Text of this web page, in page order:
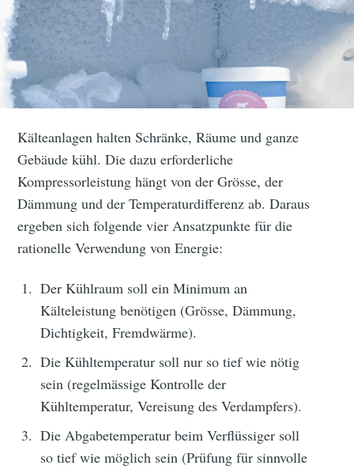
Kälteanlagen halten Schränke, Räume und ganze
Gebäude kühl. Die dazu erforderliche
Kompressorleistung hängt von der Grösse, der
Dämmung und der Temperaturdifferenz ab. Daraus
ergeben sich folgende vier Ansatzpunkte für die
rationelle Verwendung von Energie:
Der Kühlraum soll ein Minimum an
Kälteleistung benötigen (Grösse, Dämmung,
Dichtigkeit, Fremdwärme).
Die Kühltemperatur soll nur so tief wie nötig
sein (regelmässige Kontrolle der
Kühltemperatur, Vereisung des Verdampfers).
Die Abgabetemperatur beim Verflüssiger soll
so tief wie möglich sein (Prüfung für sinnvolle